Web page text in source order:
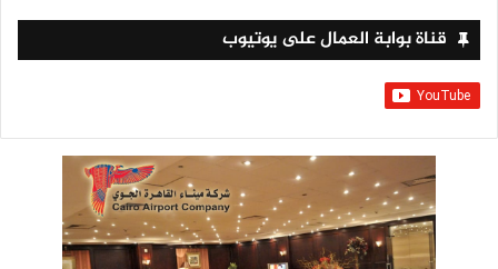
قناة بوابة العمال على يوتيوب